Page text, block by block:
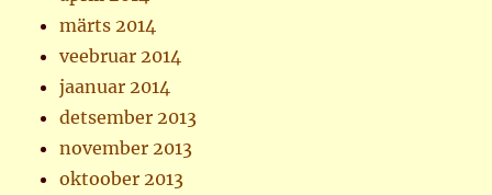
märts 2014
veebruar 2014
jaanuar 2014
detsember 2013
november 2013
oktoober 2013